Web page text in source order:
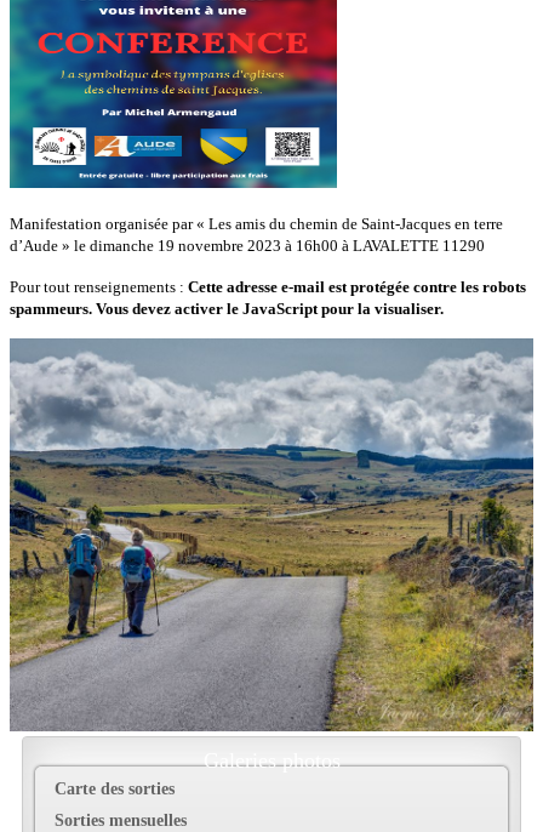
Manifestation organisée par « Les amis du chemin de Saint-Jacques en terre
d’Aude » le dimanche 19 novembre 2023 à 16h00 à LAVALETTE 11290
Pour tout renseignements : Cette adresse e-mail est protégée contre les robots
spammeurs. Vous devez activer le JavaScript pour la visualiser.
Galeries photos
Carte des sorties
Sorties mensuelles